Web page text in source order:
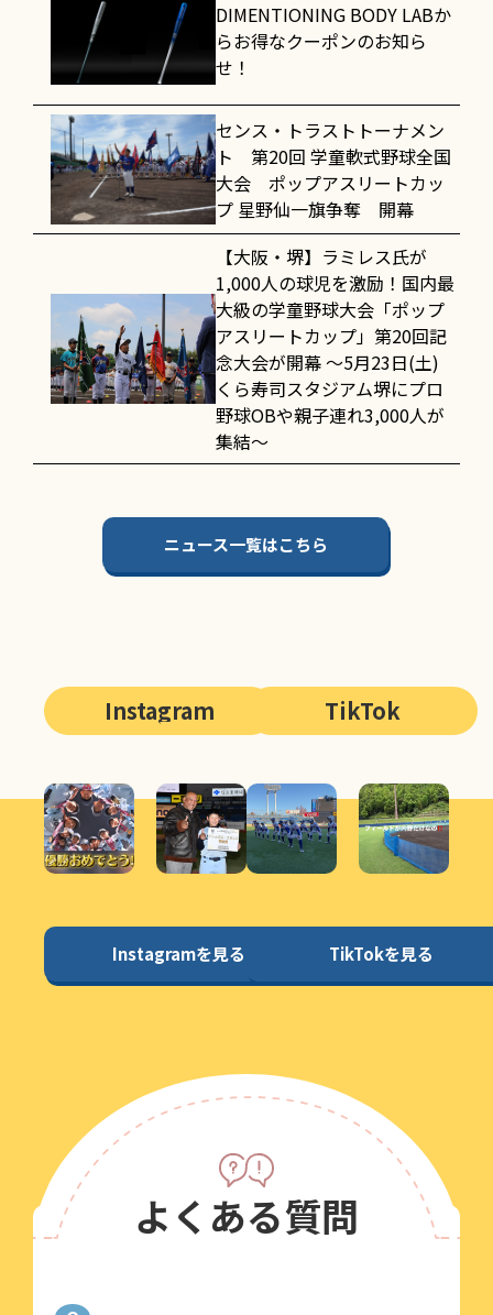
DIMENTIONING BODY LABか
らお得なクーポンのお知ら
せ！
センス・トラストトーナメン
ト 第20回 学童軟式野球全国
大会 ポップアスリートカッ
プ 星野仙一旗争奪 開幕
【大阪・堺】ラミレス氏が
1,000人の球児を激励！国内最
大級の学童野球大会「ポップ
アスリートカップ」第20回記
念大会が開幕 〜5月23日(土)
くら寿司スタジアム堺にプロ
野球OBや親子連れ3,000人が
集結〜
ニュース一覧はこちら
Instagram
Instagramを見る
TikTok
TikTokを見る
よくある質問